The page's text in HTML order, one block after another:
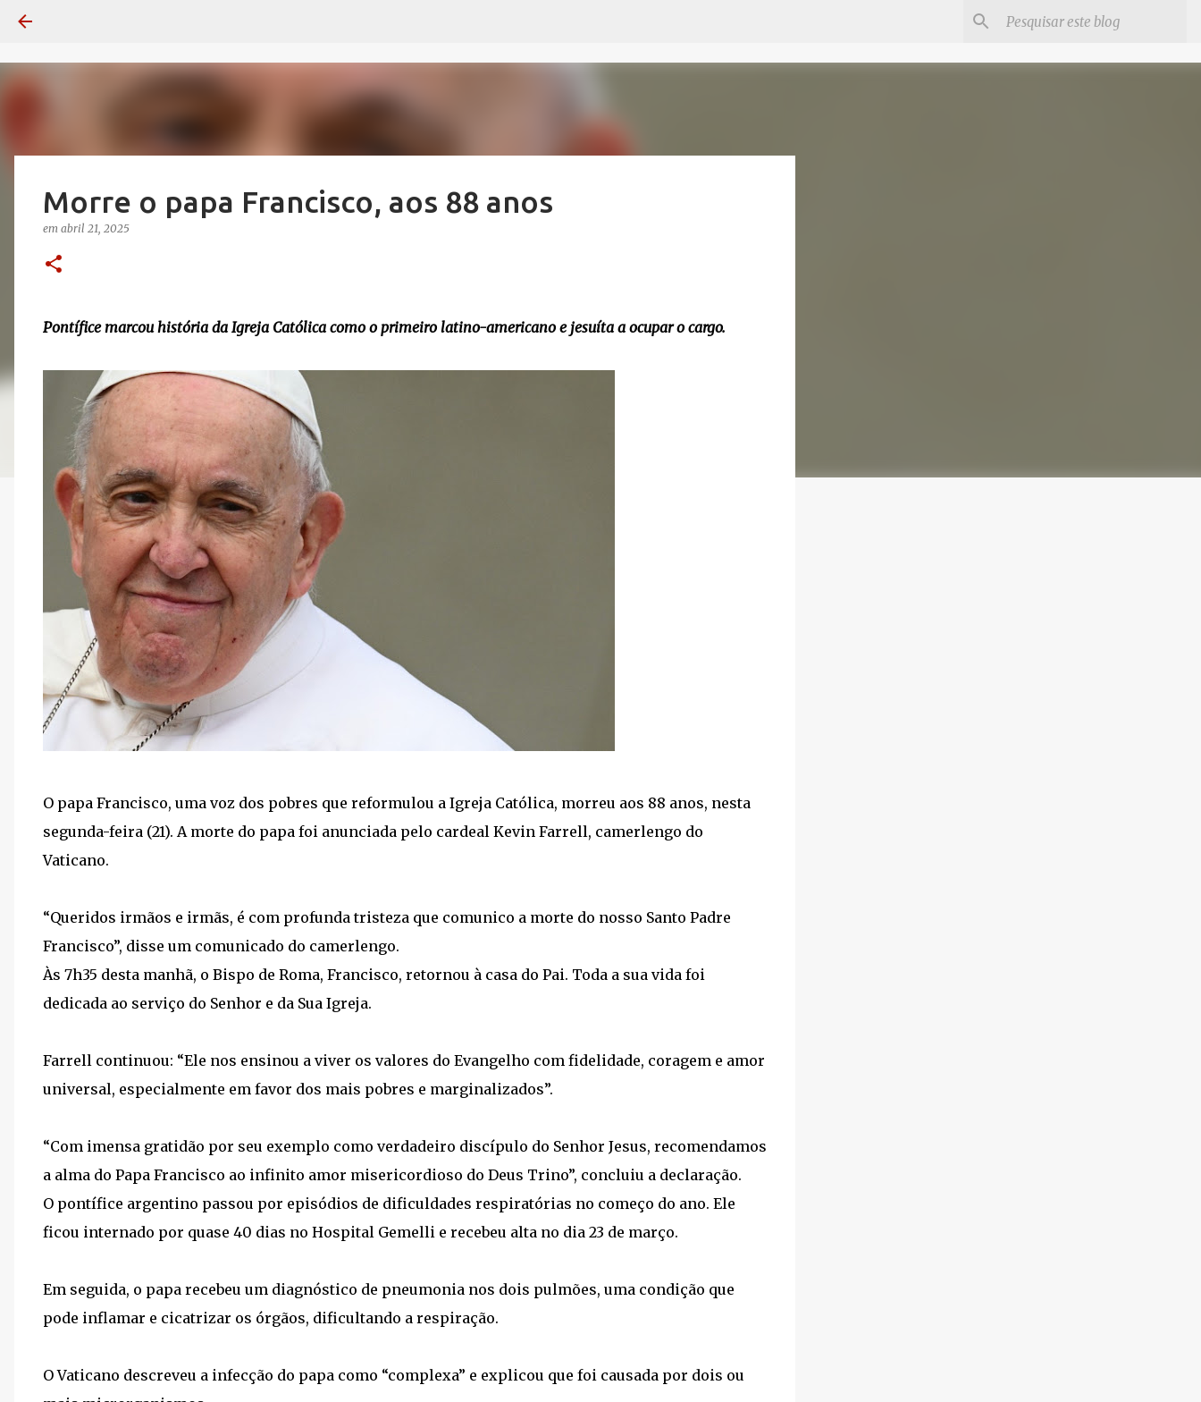
Morre o papa Francisco, aos 88 anos
em abril 21, 2025
Pontífice marcou história da Igreja Católica como o primeiro latino-americano e jesuíta a ocupar o cargo.
O papa Francisco, uma voz dos pobres que reformulou a Igreja Católica, morreu aos 88 anos, nesta
segunda-feira (21). A morte do papa foi anunciada pelo cardeal Kevin Farrell, camerlengo do
Vaticano.
“Queridos irmãos e irmãs, é com profunda tristeza que comunico a morte do nosso Santo Padre
Francisco”, disse um comunicado do camerlengo.
Às 7h35 desta manhã, o Bispo de Roma, Francisco, retornou à casa do Pai. Toda a sua vida foi
dedicada ao serviço do Senhor e da Sua Igreja.
Farrell continuou: “Ele nos ensinou a viver os valores do Evangelho com fidelidade, coragem e amor
universal, especialmente em favor dos mais pobres e marginalizados”.
“Com imensa gratidão por seu exemplo como verdadeiro discípulo do Senhor Jesus, recomendamos
a alma do Papa Francisco ao infinito amor misericordioso do Deus Trino”, concluiu a declaração.
O pontífice argentino passou por episódios de dificuldades respiratórias no começo do ano. Ele
ficou internado por quase 40 dias no Hospital Gemelli e recebeu alta no dia 23 de março.
Em seguida, o papa recebeu um diagnóstico de pneumonia nos dois pulmões, uma condição que
pode inflamar e cicatrizar os órgãos, dificultando a respiração.
O Vaticano descreveu a infecção do papa como “complexa” e explicou que foi causada por dois ou